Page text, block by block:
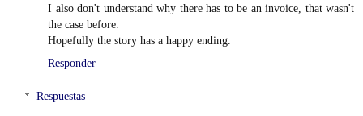
I also don't understand why there has to be an invoice, that wasn't
the case before.
Hopefully the story has a happy ending.
Responder
Respuestas